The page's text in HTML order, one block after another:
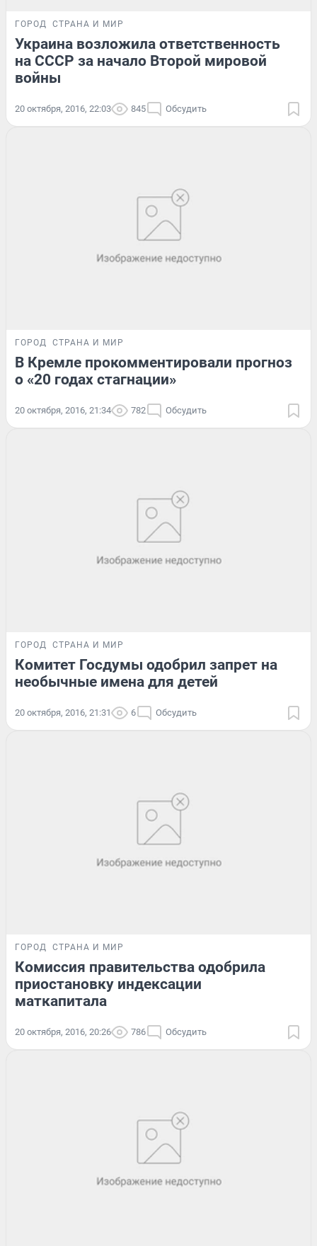
ГОРОД СТРАНА И МИР
Украина возложила ответственность
на СССР за начало Второй мировой
войны
20 октября, 2016, 22:03 845 Обсудить
ГОРОД СТРАНА И МИР
В Кремле прокомментировали прогноз
о «20 годах стагнации»
20 октября, 2016, 21:34 782 Обсудить
ГОРОД СТРАНА И МИР
Комитет Госдумы одобрил запрет на
необычные имена для детей
20 октября, 2016, 21:31 6 Обсудить
ГОРОД СТРАНА И МИР
Комиссия правительства одобрила
приостановку индексации
маткапитала
20 октября, 2016, 20:26 786 Обсудить